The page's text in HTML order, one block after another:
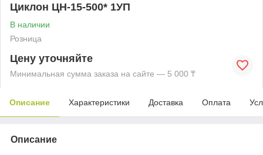
Циклон ЦН-15-500* 1УП
В наличии
Розница
Цену уточняйте
Минимальная сумма заказа на сайте — 5 000 ₸
Описание Характеристики Доставка Оплата
Описание